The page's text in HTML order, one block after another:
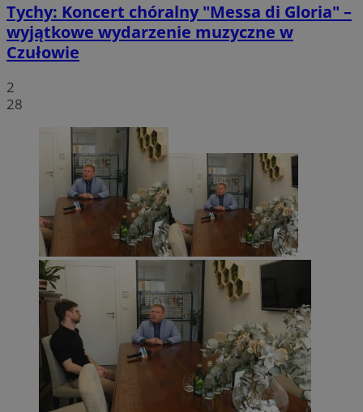
Tychy: Koncert chóralny "Messa di Gloria" –
wyjątkowe wydarzenie muzyczne w
Czułowie
2
28